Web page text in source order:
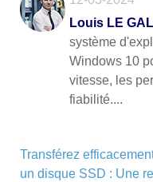
Louis LE
système
Windows 10
vitesse, les
fiabilité....
Transférez
un disque SSD : Une